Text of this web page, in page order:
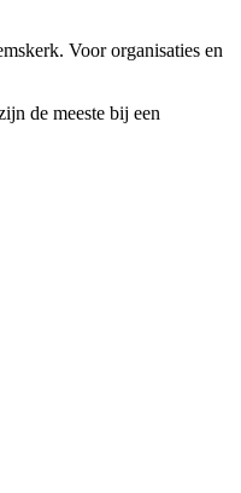
Voor organisaties en
de meeste bij een